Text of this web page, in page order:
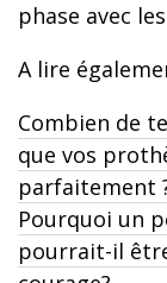
phase avec
A lire
Combien de
que vos
parfaitement
Pourquoi un
pourrait-il